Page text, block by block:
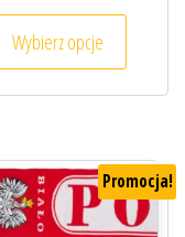
wariantów. Opcje
Wybierz opcje
Ten
Promocja!